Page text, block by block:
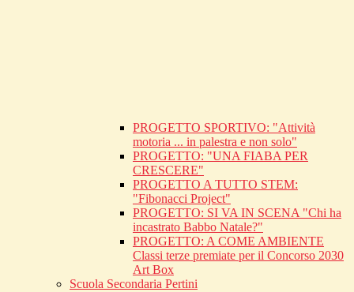
PROGETTO SPORTIVO: "Attività
motoria ... in palestra e non solo"
PROGETTO: "UNA FIABA PER
CRESCERE"
PROGETTO A TUTTO STEM:
"Fibonacci Project"
PROGETTO: SI VA IN SCENA "Chi ha
incastrato Babbo Natale?"
PROGETTO: A COME AMBIENTE
Classi terze premiate per il Concorso 2030
Art Box
Scuola Secondaria Pertini